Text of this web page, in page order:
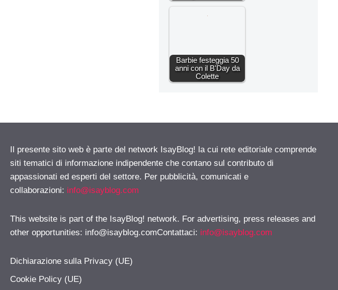
Barbie festeggia 50
anni con il B'Day da
Colette
Il presente sito web è parte del network IsayBlog! la cui rete editoriale comprende
siti tematici di informazione indipendente che contano sul contributo di
appassionati ed esperti del settore. Per pubblicità, comunicati e
collaborazioni: info@isayblog.com
This website is part of the IsayBlog! network. For advertising, press releases and
other opportunities: info@isayblog.comContattaci: info@isayblog.com
Dichiarazione sulla Privacy (UE)
Cookie Policy (UE)